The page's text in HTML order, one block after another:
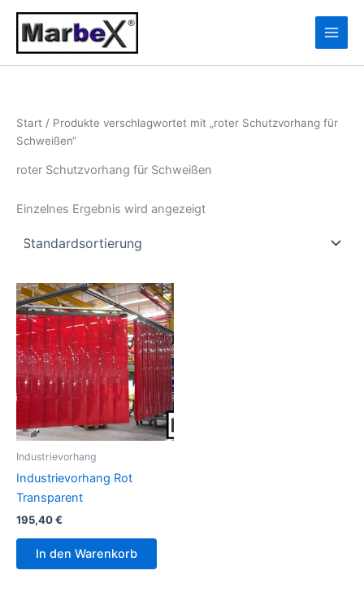
Zum
Inhalt
springen
Start / Produkte verschlagwortet mit „roter Schutzvorhang für
Schweißen“
roter Schutzvorhang für Schweißen
Einzelnes Ergebnis wird angezeigt
Industrievorhang
Industrievorhang Rot
Transparent
195,40€
In den Warenkorb